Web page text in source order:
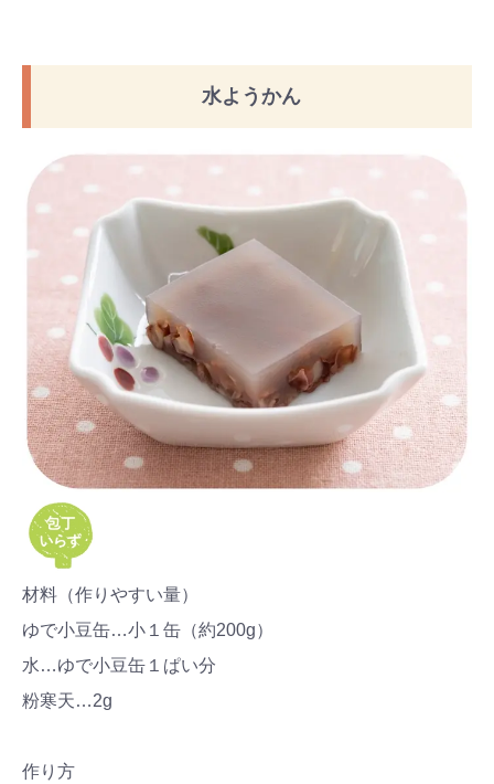
水ようかん
材料（作りやすい量）
ゆで小豆缶…小１缶（約200g）
水…ゆで小豆缶１ぱい分
粉寒天…2g
作り方
検索
#プレゼント #教育 #0歳
#出産準備
#習いごと
#発達
#離乳食
プレゼント&
妊娠&出産 子育て
学び 暮らし